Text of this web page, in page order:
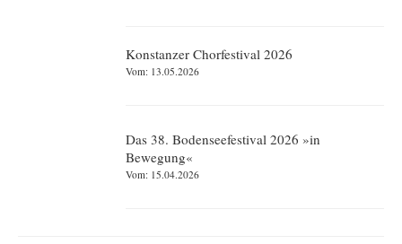
Konstanzer Chorfestival 2026
Vom: 13.05.2026
Das 38. Bodenseefestival 2026 »in
Bewegung«
Vom: 15.04.2026